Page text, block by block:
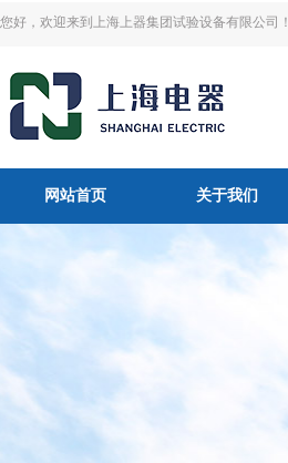
您好，欢迎来到上海上器集团试验设备有限公司！
网站首页 关于我们